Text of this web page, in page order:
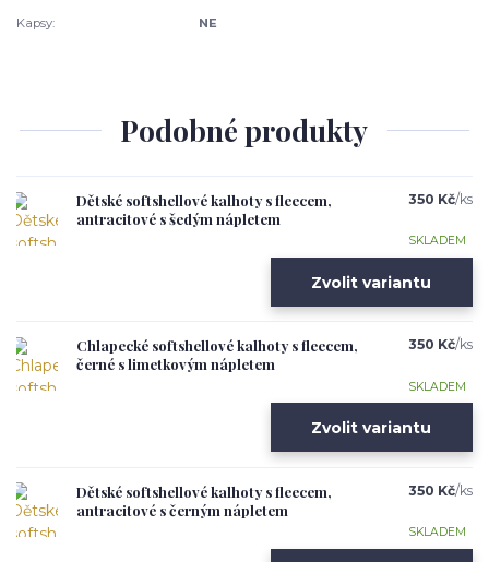
Kapsy: NE
Podobné produkty
Dětské softshellové kalhoty s fleecem,
antracitové s šedým nápletem
350 Kč/ks
SKLADEM
Zvolit variantu
Chlapecké softshellové kalhoty s fleecem,
černé s limetkovým nápletem
350 Kč/ks
SKLADEM
Zvolit variantu
Dětské softshellové kalhoty s fleecem,
antracitové s černým nápletem
350 Kč/ks
SKLADEM